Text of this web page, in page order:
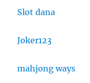
Slot dana
Joker123
mahjong ways